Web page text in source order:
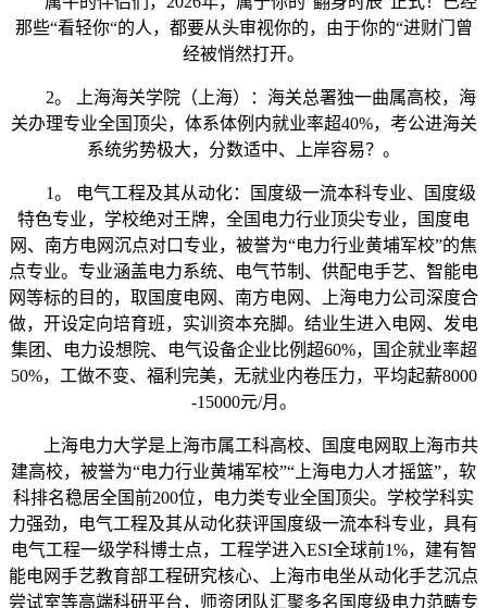
那些“看轻你“的人，都要从头审视你的，由于你的“进财门曾
经被悄然打开。
2。 上海海关学院（上海）：海关总署独一曲属高校，海
关办理专业全国顶尖，体系体例内就业率超40%，考公进海关
系统劣势极大，分数适中、上岸容易？。
1。 电气工程及其从动化：国度级一流本科专业、国度级
特色专业，学校绝对王牌，全国电力行业顶尖专业，国度电
网、南方电网沉点对口专业，被誉为“电力行业黄埔军校”的焦
点专业。专业涵盖电力系统、电气节制、供配电手艺、智能电
网等标的目的，取国度电网、南方电网、上海电力公司深度合
做，开设定向培育班，实训资本充脚。结业生进入电网、发电
集团、电力设想院、电气设备企业比例超60%，国企就业率超
50%，工做不变、福利完美，无就业内卷压力，平均起薪8000
-15000元/月。
上海电力大学是上海市属工科高校、国度电网取上海市共
建高校，被誉为“电力行业黄埔军校”“上海电力人才摇篮”，软
科排名稳居全国前200位，电力类专业全国顶尖。学校学科实
力强劲，电气工程及其从动化获评国度级一流本科专业，具有
电气工程一级学科博士点，工程学进入ESI全球前1%，建有智
能电网手艺教育部工程研究核心、上海市电坐从动化手艺沉点
尝试室等高端科研平台，师资团队汇聚多名国度级电力范畴专